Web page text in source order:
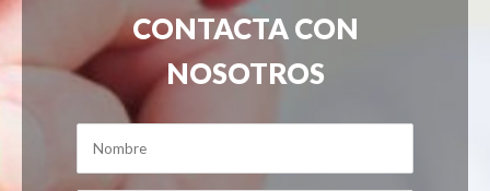
CONTACTA CON
NOSOTROS